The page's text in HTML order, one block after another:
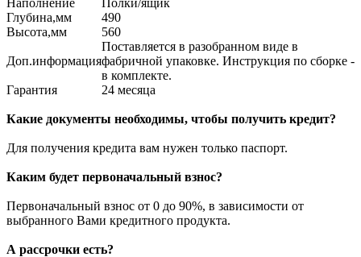
Наполнение
Полки/ящик
Глубина,мм
490
Высота,мм
560
Доп.информация
Поставляется в разобранном виде в
фабричной упаковке. Инструкция по сборке -
в комплекте.
Гарантия
24 месяца
Какие документы необходимы, чтобы получить кредит?
Для получения кредита вам нужен только паспорт.
Каким будет первоначальный взнос?
Первоначальный взнос от 0 до 90%, в зависимости от
выбранного Вами кредитного продукта.
А рассрочки есть?